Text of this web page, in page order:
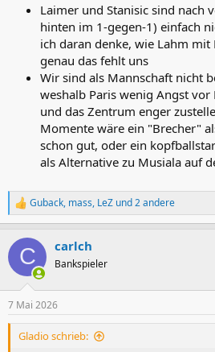
Laimer und Stanisic sind nach
hinten im 1-gegen-1) einfach
ich daran denke, wie Lahm
genau das fehlt uns
Wir sind als Mannschaft nicht
weshalb Paris wenig Angst vor
und das Zentrum enger
Momente wäre ein "Brecher"
schon gut, oder ein
als Alternative zu Musiala auf
R
e
k
i
e
n
Guback, mass, LeZ und 2 andere
C carlch
Bankspieler
7 Mai 2026
Gladio schrieb: